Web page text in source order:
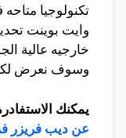
تكنولوجيا
وايت بوينت
خارجيه عالية
وسوف نعرض
يمكنك
عن ديب فريزر